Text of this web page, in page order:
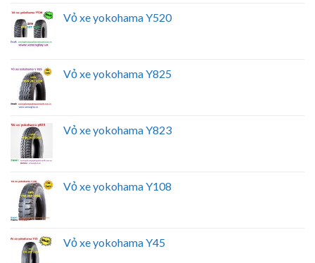
Vỏ xe yokohama Y520
Vỏ xe yokohama Y825
Vỏ xe yokohama Y823
Vỏ xe yokohama Y108
Vỏ xe yokohama Y45